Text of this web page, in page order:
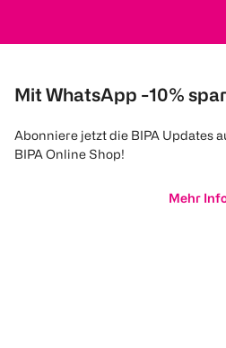
Mit WhatsApp -10%
Abonniere jetzt die BIPA Updates
BIPA Online Shop!
Mehr